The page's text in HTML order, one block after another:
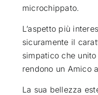
microchippato.
L’aspetto più
sicuramente il
simpatico che
rendono un Amico
La sua bellezza